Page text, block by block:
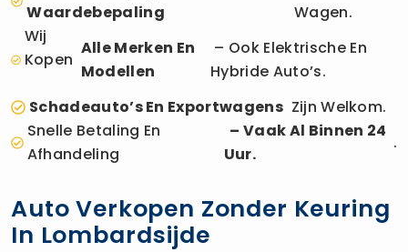
Waardebepaling
Wagen.
Wij
Kopen
Alle Merken En
Modellen
– Ook Elektrische En
Hybride Auto’s.
Schadeauto’s En ExportwagensZijn Welkom.
Snelle Betaling En
Afhandeling
– Vaak Al Binnen 24
Uur.
.
Auto Verkopen Zonder Keuring
In Lombardsijde